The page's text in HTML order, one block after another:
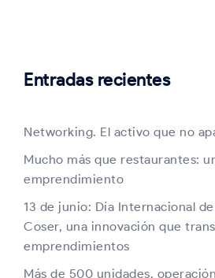
Entradas recientes
Networking. El activo que no
Mucho más que restaurantes:
emprendimiento
13 de junio: Día Internacional
Coser, una innovación que
emprendimientos
Más de 500 unidades,